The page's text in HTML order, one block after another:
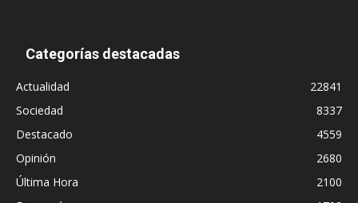
Categorías destacadas
Actualidad
22841
Sociedad
8337
Destacado
4559
Opinión
2680
Última Hora
2100